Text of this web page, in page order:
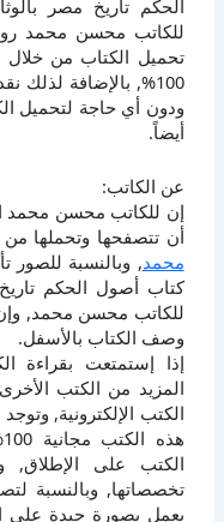
الحكم تاريخ مصر
للكاتب محسن محمد
تحميل الكتاب من خلال
100%, بالإضافة لذلك
ودون أي حاجة لتحميل
أيضاً.
عن الكاتب:
إن للكاتب محسن محمد
أن تتصفحها وتحملها
محمد, وبالنسبة للصور
كتاب أصول الحكم تاريخ
للكاتب محسن محمد,
وصف الكتاب بالأسفل.
إذا إستمتعت بقراءة
المزيد من الكتب
الكتب الإلكترونية,
الكتب على الإطلاق,
يعمل بصورة جيدة على